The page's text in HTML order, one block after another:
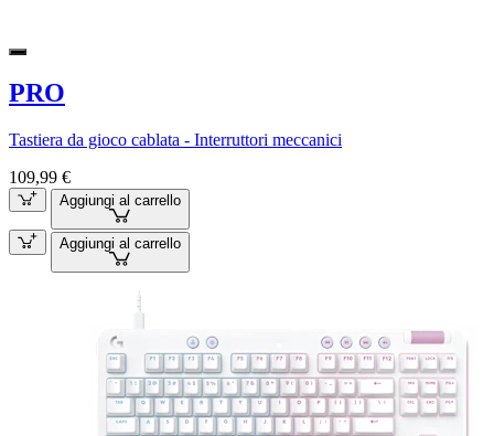
PRO
Tastiera da gioco cablata - Interruttori meccanici
109,99 €
Aggiungi al carrello
Aggiungi al carrello